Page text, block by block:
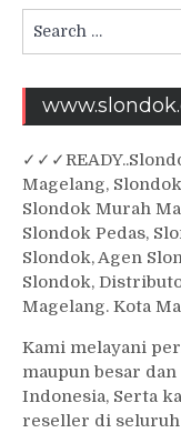
Search
for:
✓ ✓✓
Magelang,
Slondok Murah
Slondok Pedas,
Slondok, Agen
Slondok,
Magelang. Kota
Kami melayani
maupun besar
Indonesia, Serta
reseller di